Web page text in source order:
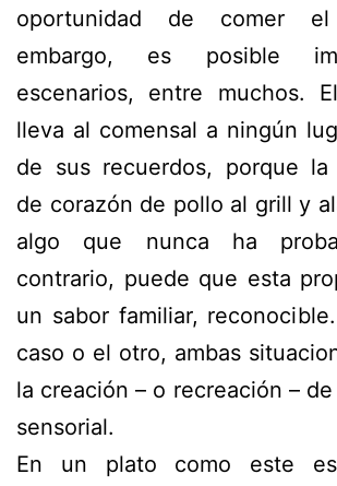
oportunidad de comer
embargo, es posible
escenarios, entre muchos.
lleva al comensal a ningún
de sus recuerdos, porque la
de corazón de pollo al grill y
algo que nunca ha
contrario, puede que esta
un sabor familiar,
caso o el otro, ambas
la creación – o recreación –
sensorial.
En un plato como este es